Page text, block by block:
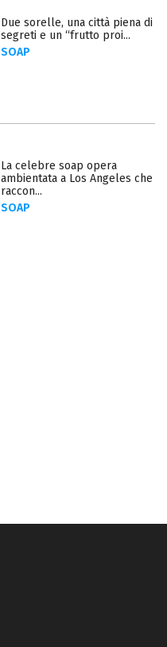
Due sorelle, una città piena di
segreti e un “frutto proi...
SOAP
La celebre soap opera
ambientata a Los Angeles che
raccon...
SOAP